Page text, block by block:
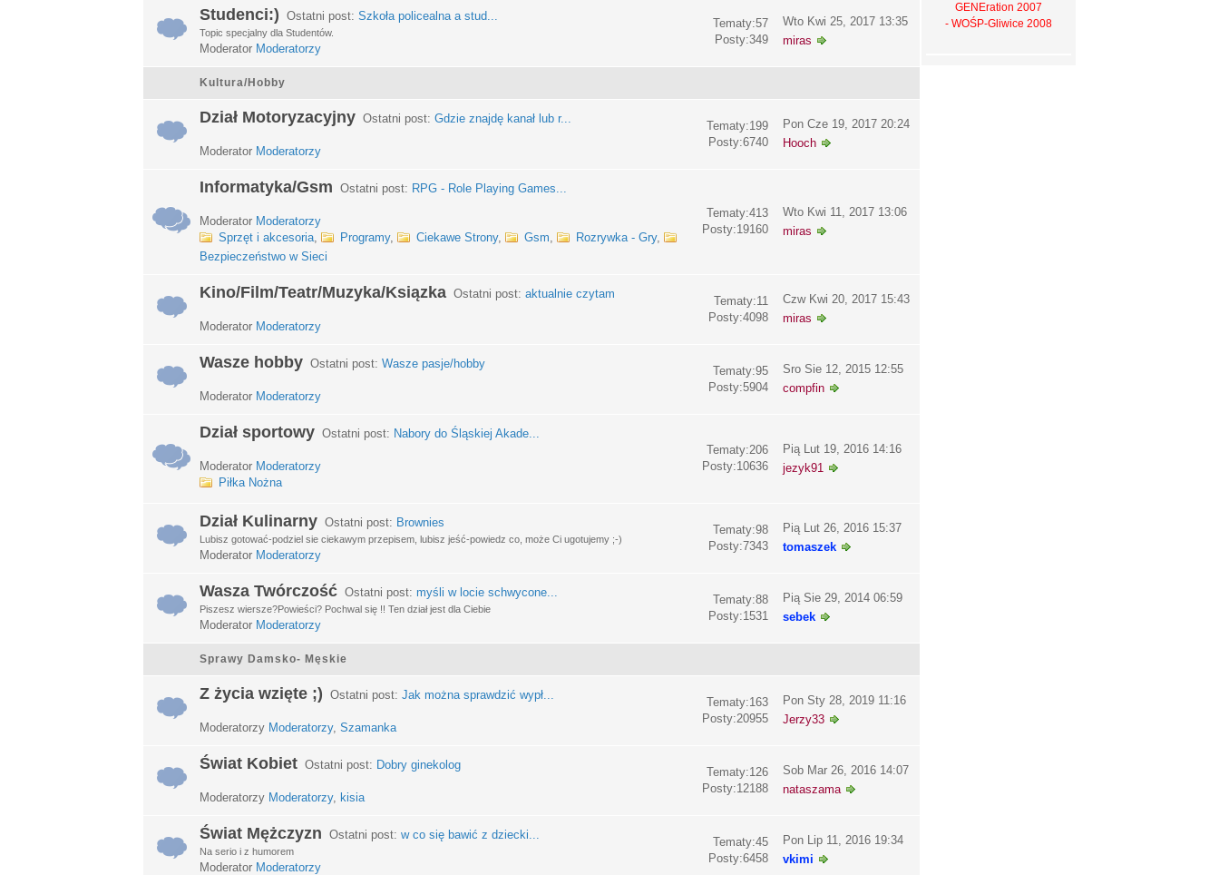
Studenci:) Ostatni post: Szkoła policealna a stud...
Topic specjalny dla Studentów.
Moderator Moderatorzy
Tematy:57
Posty:349
Wto Kwi 25, 2017 13:35
miras
Kultura/Hobby
Dział Motoryzacyjny Ostatni post: Gdzie znajdę kanał lub r...
Moderator Moderatorzy
Tematy:199
Posty:6740
Pon Cze 19, 2017 20:24
Hooch
Informatyka/Gsm Ostatni post: RPG - Role Playing Games...
Moderator Moderatorzy
Sprzęt i akcesoria, Programy, Ciekawe Strony, Gsm, Rozrywka - Gry,
Bezpieczeństwo w Sieci
Tematy:413
Posty:19160
Wto Kwi 11, 2017 13:06
miras
Kino/Film/Teatr/Muzyka/Ksiązka Ostatni post: aktualnie czytam
Moderator Moderatorzy
Tematy:11
Posty:4098
Czw Kwi 20, 2017 15:43
miras
Wasze hobby Ostatni post: Wasze pasje/hobby
Moderator Moderatorzy
Tematy:95
Posty:5904
Sro Sie 12, 2015 12:55
compfin
Dział sportowy Ostatni post: Nabory do Śląskiej Akade...
Moderator Moderatorzy
Piłka Nożna
Tematy:206
Posty:10636
Pią Lut 19, 2016 14:16
jezyk91
Dział Kulinarny Ostatni post: Brownies
Lubisz gotować-podziel sie ciekawym przepisem, lubisz jeść-powiedz co, może Ci ugotujemy ;-)
Moderator Moderatorzy
Tematy:98
Posty:7343
Pią Lut 26, 2016 15:37
tomaszek
Wasza Twórczość Ostatni post: myśli w locie schwycone...
Piszesz wiersze?Powieści? Pochwal się !! Ten dział jest dla Ciebie
Moderator Moderatorzy
Tematy:88
Posty:1531
Pią Sie 29, 2014 06:59
sebek
Sprawy Damsko- Męskie
Z życia wzięte ;) Ostatni post: Jak można sprawdzić wypł...
Moderatorzy Moderatorzy, Szamanka
Tematy:163
Posty:20955
Pon Sty 28, 2019 11:16
Jerzy33
Świat Kobiet Ostatni post: Dobry ginekolog
Moderatorzy Moderatorzy, kisia
Tematy:126
Posty:12188
Sob Mar 26, 2016 14:07
nataszama
Świat Mężczyzn Ostatni post: w co się bawić z dziecki...
Na serio i z humorem
Moderator Moderatorzy
Tematy:45
Posty:6458
Pon Lip 11, 2016 19:34
vkimi
GENEration 2007
- WOŚP-Gliwice 2008